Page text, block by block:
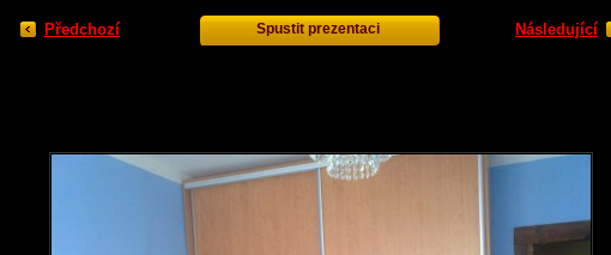
Předchozí Spustit prezentaci Následující